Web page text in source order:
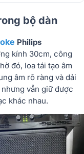
bộ dàn
Philips
kính 30cm, công
đó, loa tái tạo âm
âm rõ ràng và dải
vẫn giữ được
khác nhau.